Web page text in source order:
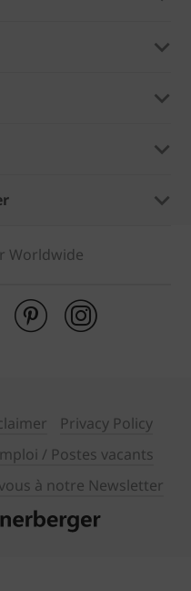
Worldwide
Privacy Policy
/ Postes vacants
à notre Newsletter